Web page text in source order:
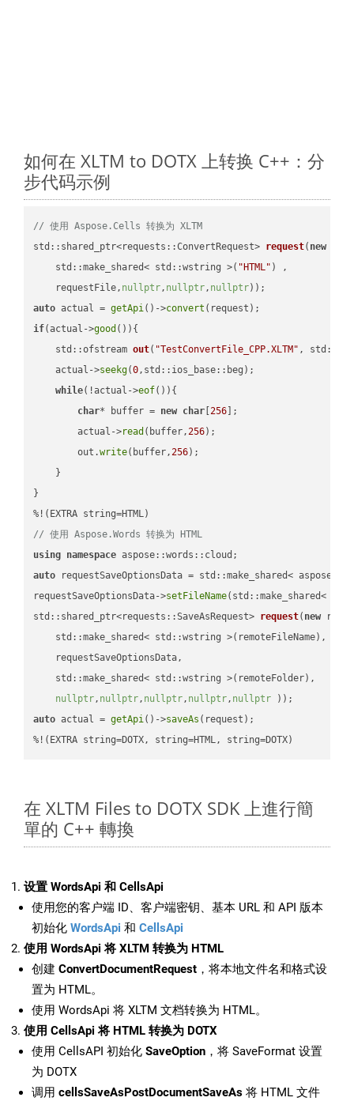
如何在 XLTM to DOTX 上转换 C++：分
步代码示例
// 使用 Aspose.Cells 转换为 XLTM
std::shared_ptr<requests::ConvertRequest> request( new
    std::make_shared< std::wstring >(
"HTML" ) ,
    requestFile,
nullptr, nullptr, nullptr))
auto actual = getApi()->convert
if(actual->good ()){
std::ofstream out( "TestConvertFile_CPP.XLTM" ,
    actual->
seekg(0,std::ios_base::beg);
while(!actual->eof()){
char* buffer = new char [256 ];
        actual->
read (buffer,256);
        out.
write(buffer,256);
    }
}
// 使用 Aspose.Words 转换为 HTML
using namespace
auto requestSaveOptionsData = std::make_shared<
requestSaveOptionsData->setFileName(std::make_shared<
std::shared_ptr<requests::SaveAsRequest> request( new
    std::make_shared< std::wstring >(remoteFileName),
    requestSaveOptionsData,
    std::make_shared< std::wstring >(remoteFolder),
nullptr, nullptr, nullptr, nullptr, nullptr ))
auto actual = getApi()->saveAs (request);
%!(EXTRA string=DOTX, string=HTML, string=DOTX)
在 XLTM Files to DOTX SDK 上進行簡
單的 C++ 轉換
设置 WordsApi 和 CellsApi
使用您的客户端 ID、客户端密钥、基本 URL 和 API 版本
初始化 WordsApi 和 CellsApi
使用 WordsApi 将 XLTM 转换为 HTML
创建 ConvertDocumentRequest ，将本地文件名和格式设
置为 HTML。
使用 WordsApi 将 XLTM 文档转换为 HTML。
使用 CellsApi 将 HTML 转换为 DOTX
使用 CellsAPI 初始化 SaveOption ，将 SaveFormat 设置
为 DOTX
调用 cellsSaveAsPostDocumentSaveAs 将 HTML 文件